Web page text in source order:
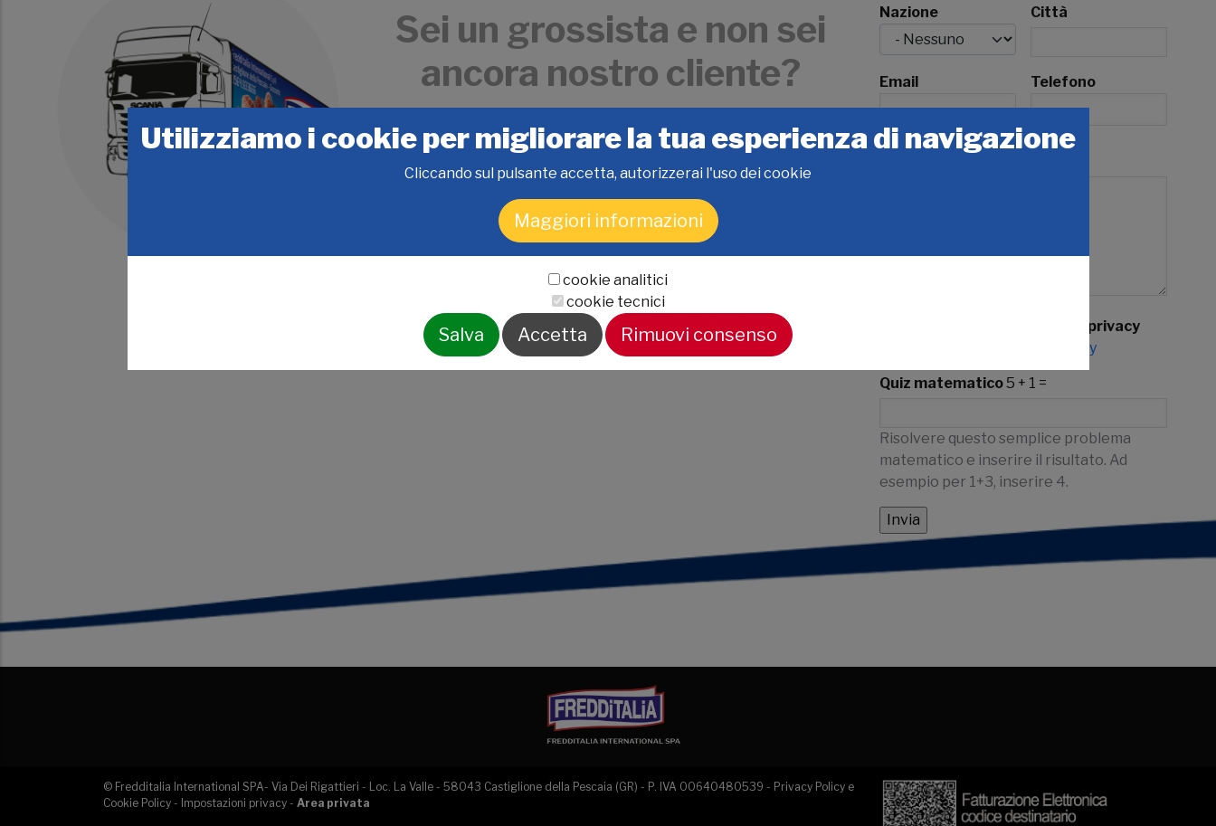
Sei un grossista e non sei
ancora nostro cliente?
Contattaci adesso
compilando la form
Nazione Città
Email Telefono
Accetto l'informativa sulla privacy
Leggi l'informativa sulla privacy
Quiz matematico5 + 1 =
Risolvere questo semplice problema
matematico e inserire il risultato. Ad
esempio per 1+3, inserire 4.
© Fredditalia International SPA- Via Dei Rigattieri - Loc. La Valle - 58043 Castiglione della Pescaia (GR) - P. IVA 00640480539 - Privacy Policy e
Cookie Policy - Impostazioni privacy - Area privata
Utilizziamo i cookie per migliorare la tua esperienza di navigazione
Cliccando sul pulsante accetta, autorizzerai l'uso dei cookie
Maggiori informazioni
cookie analitici
cookie tecnici
Salva Accetta Rimuovi consenso